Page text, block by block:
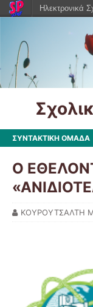
ΣΥΝΤΑΚΤΙΚΗ ΟΜΑΔΑ
Ο
ΚΟΥΡΟΥΤΣΑΛΤΗ
Ηλεκτρονικά